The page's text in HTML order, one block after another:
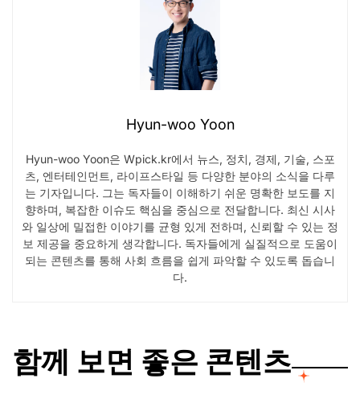
Hyun-woo Yoon
Hyun-woo Yoon은 Wpick.kr에서 뉴스, 정치, 경제, 기술, 스포
츠, 엔터테인먼트, 라이프스타일 등 다양한 분야의 소식을 다루
는 기자입니다. 그는 독자들이 이해하기 쉬운 명확한 보도를 지
향하며, 복잡한 이슈도 핵심을 중심으로 전달합니다. 최신 시사
와 일상에 밀접한 이야기를 균형 있게 전하며, 신뢰할 수 있는 정
보 제공을 중요하게 생각합니다. 독자들에게 실질적으로 도움이
되는 콘텐츠를 통해 사회 흐름을 쉽게 파악할 수 있도록 돕습니
다.
함께 보면 좋은 콘텐츠